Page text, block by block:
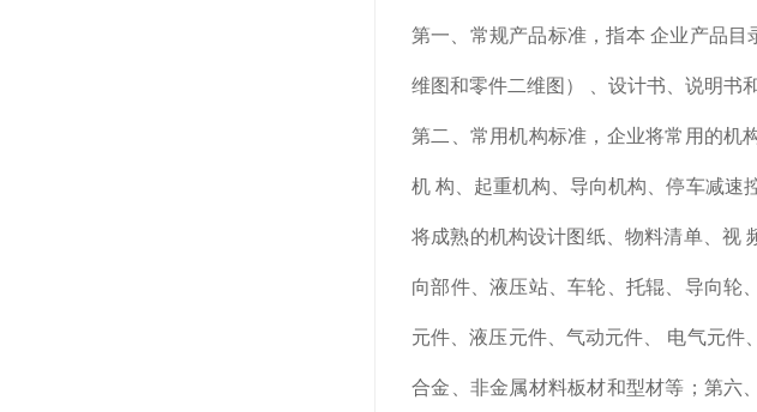
第一、常规产品标准，指本 企业产品
维图和零件二维图） 、设计书、说明书
第二、常用机构标准，企业将常用的机
机 构、起重机构、导向机构、停车减速
将成熟的机构设计图纸、物料清单、视
向部件、液压站、车轮、托辊、导向轮
元件、液压元件、气动元件、 电气元件
合金、非金属材料板材和型材等；第六